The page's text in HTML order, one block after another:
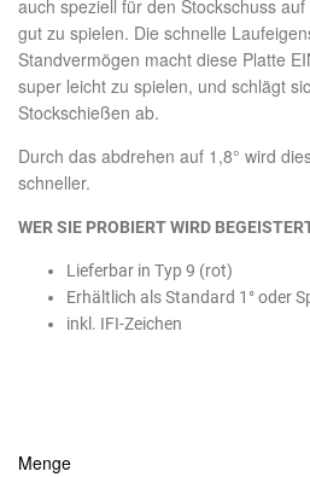
auch speziell für den Stockschuss
gut zu spielen. Die schnelle
Standvermögen macht diese Platte
super leicht zu spielen, und schlägt
Stockschießen ab.
Durch das abdrehen auf 1,8° wird
schneller.
WER SIE PROBIERT WIRD
Lieferbar in Typ 9 (rot)
Erhältlich als Standard 1° oder
inkl. IFI-Zeichen
Menge